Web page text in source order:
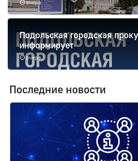
вчера
вчера
Подольская городская
информирует
Последние новости